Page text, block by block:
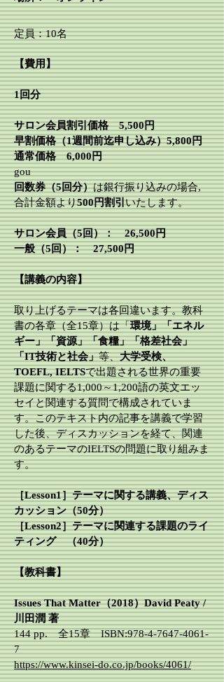
定員：10名
【費用】​
1回分
サロン会員割引価格 5,500円
早割価格（1週間前迄申し込み）5,800円
通常価格 6,000円
gou
回数券（5回分）は銀行振り込みの場合,
合計金額より500円割引いたします。
サロン会員（5回）： 26,500円
一般（5回）： 27,500円
【講義の内容】
取り上げるテーマは各回違います。教科
書の各章（全15章）は「環境」「エネル
ギー」「資源」「食糧」「格差社会」
「IT技術と社会」等、大学受検、
TOEFL, IELTSで出題される世界の重要
課題に関する1,000～1,200語の英文エッ
セイと関連する質問で構成されていま
す。このテキスト内の記事を講義で学習
した後、ディスカッションを経て、関連
のあるテーマのIELTSの問題に取り組みま
す。
［Lesson1］テーマに関する講義、ディス
カッション（50分）
［Lesson2］テーマに関連する課題のライ
ティング （40分）
【教科書】
Issues That Matter（2018）David Peaty /
川田潤 著
144 pp. 全15章 ISBN:978-4-7647-4061-
7
https://www.kinsei-do.co.jp/books/4061/